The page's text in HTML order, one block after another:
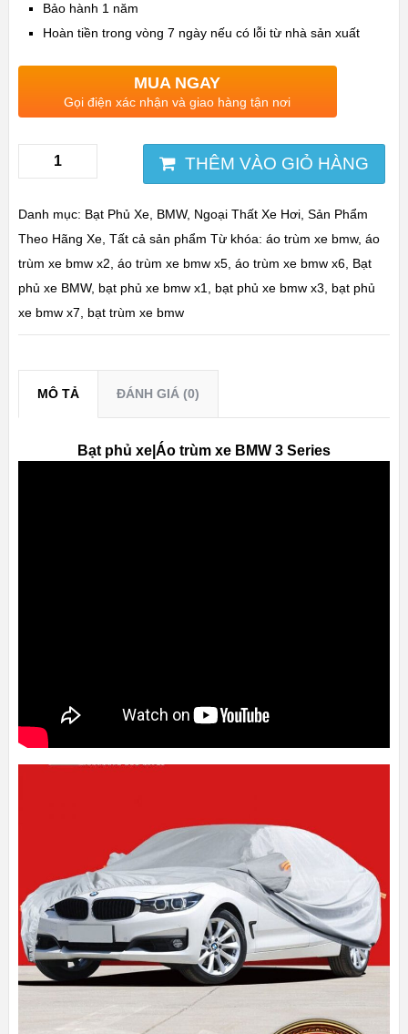
Bảo hành 1 năm
Hoàn tiền trong vòng 7 ngày nếu có lỗi từ nhà sản xuất
MUA NGAY
Gọi điện xác nhận và giao hàng tận nơi
THÊM VÀO GIỎ HÀNG
Danh mục: Bạt Phủ Xe, BMW, Ngoại Thất Xe Hơi, Sản Phẩm
Theo Hãng Xe, Tất cả sản phẩm Từ khóa: áo trùm xe bmw, áo
trùm xe bmw x2, áo trùm xe bmw x5, áo trùm xe bmw x6, Bạt
phủ xe BMW, bạt phủ xe bmw x1, bạt phủ xe bmw x3, bạt phủ
xe bmw x7, bạt trùm xe bmw
MÔ TẢ ĐÁNH GIÁ (0)
Bạt phủ xe|Áo trùm xe BMW 3 Series